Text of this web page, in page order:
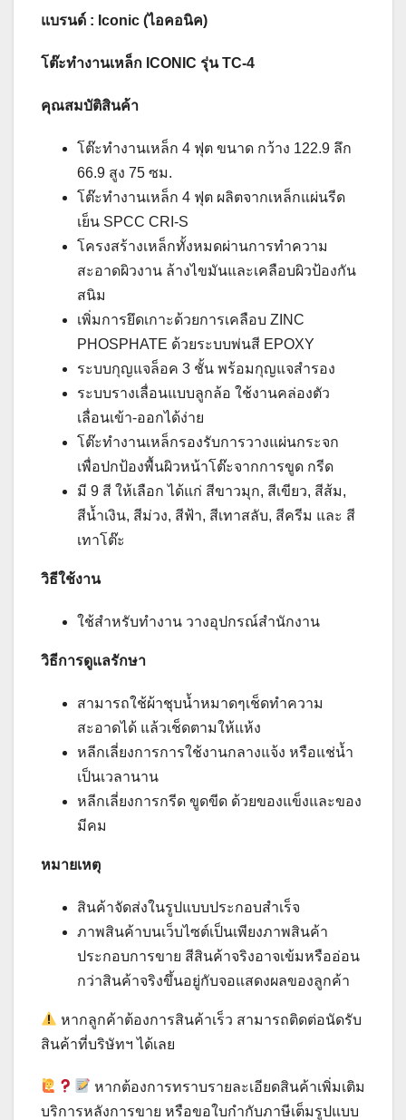
แบรนด์ : Iconic (ไอคอนิค)
โต๊ะทำงานเหล็ก ICONIC รุ่น TC-4
คุณสมบัติสินค้า
โต๊ะทำงานเหล็ก 4 ฟุต ขนาด กว้าง 122.9 ลึก
66.9 สูง 75 ซม.
โต๊ะทำงานเหล็ก 4 ฟุต ผลิตจากเหล็กแผ่นรีด
เย็น SPCC CRI-S
โครงสร้างเหล็กทั้งหมดผ่านการทำความ
สะอาดผิวงาน ล้างไขมันและเคลือบผิวป้องกัน
สนิม
เพิ่มการยึดเกาะด้วยการเคลือบ ZINC
PHOSPHATE ด้วยระบบพ่นสี EPOXY
ระบบกุญแจล็อค 3 ชั้น พร้อมกุญแจสำรอง
ระบบรางเลื่อนแบบลูกล้อ ใช้งานคล่องตัว
เลื่อนเข้า-ออกได้ง่าย
โต๊ะทำงานเหล็กรองรับการวางแผ่นกระจก
เพื่อปกป้องพื้นผิวหน้าโต๊ะจากการขูด กรีด
มี 9 สี ให้เลือก ได้แก่ สีขาวมุก, สีเขียว, สีส้ม,
สีน้ำเงิน, สีม่วง, สีฟ้า, สีเทาสลับ, สีครีม และ สี
เทาโต๊ะ
วิธีใช้งาน
ใช้สำหรับทำงาน วางอุปกรณ์สำนักงาน
วิธีการดูแลรักษา
สามารถใช้ผ้าชุบน้ำหมาดๆเช็ดทำความ
สะอาดได้ แล้วเช็ดตามให้แห้ง
หลีกเลี่ยงการการใช้งานกลางแจ้ง หรือแช่น้ำ
เป็นเวลานาน
หลีกเลี่ยงการกรีด ขูดขีด ด้วยของแข็งและของ
มีคม
หมายเหตุ
สินค้าจัดส่งในรูปแบบประกอบสำเร็จ
ภาพสินค้าบนเว็บไซต์เป็นเพียงภาพสินค้า
ประกอบการขาย สีสินค้าจริงอาจเข้มหรืออ่อน
กว่าสินค้าจริงขึ้นอยู่กับจอแสดงผลของลูกค้า
หากลูกค้าต้องการสินค้าเร็ว สามารถติดต่อนัดรับ
สินค้าที่บริษัทฯ ได้เลย
หากต้องการทราบรายละเอียดสินค้าเพิ่มเติม
บริการหลังการขาย หรือขอใบกำกับภาษีเต็มรูปแบบ